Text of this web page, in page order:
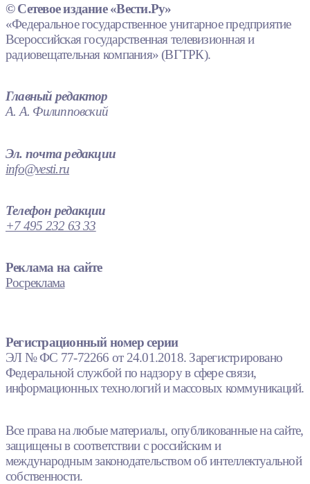
© Сетевое издание «Вести.Ру»
«Федеральное государственное унитарное предприятие
Всероссийская государственная телевизионная и
радиовещательная компания» (ВГТРК).
Главный редактор
А. А. Филипповский
Эл. почта редакции
info@vesti.ru
Телефон редакции
+7 495 232 63 33
Реклама на сайте
Росреклама
Регистрационный номер серии
ЭЛ № ФС 77-72266 от 24.01.2018. Зарегистрировано
Федеральной службой по надзору в сфере связи,
информационных технологий и массовых коммуникаций.
Все права на любые материалы, опубликованные на сайте,
защищены в соответствии с российским и
международным законодательством об интеллектуальной
собственности.